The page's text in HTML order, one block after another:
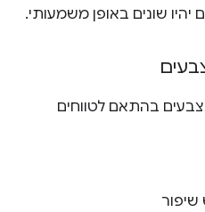
יהיו שונים באופן משמעותי.
נצבעים בהתאם לטווחים